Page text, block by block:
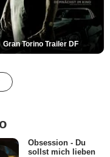
Gran Torino Trailer DF
Obsession - Du
sollst mich lieben